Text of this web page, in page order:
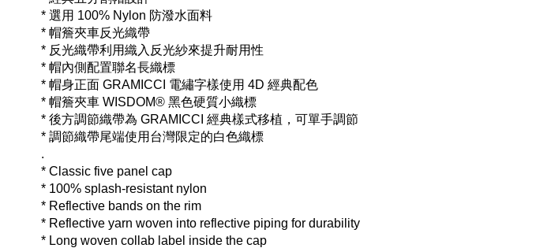
* 選用 100% Nylon 防潑水面料
* 帽簷夾車反光織帶
* 反光織帶利用織入反光紗來提升耐用性
* 帽內側配置聯名長織標
* 帽身正面 GRAMICCI 電繡字樣使用 4D 經典配色
* 帽簷夾車 WISDOM® 黑色硬質小織標
* 後方調節織帶為 GRAMICCI 經典樣式移植，可單手調節
* 調節織帶尾端使用台灣限定的白色織標
.
* Classic five panel cap
* 100% splash-resistant nylon
* Reflective bands on the rim
* Reflective yarn woven into reflective piping for durability
* Long woven collab label inside the cap